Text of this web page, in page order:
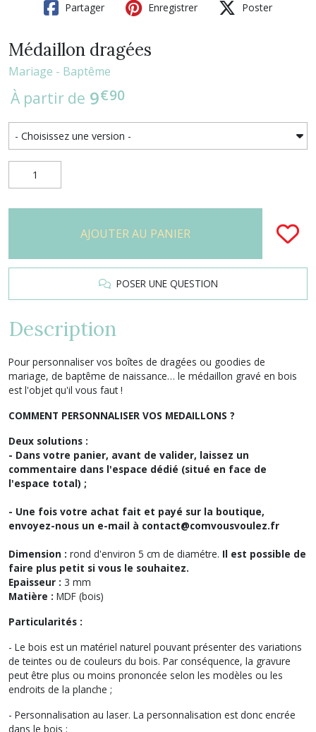
Partager Enregistrer Poster
Médaillon dragées
Mariage - Baptême
À partir de 9€90
AJOUTER AU PANIER
POSER UNE QUESTION
Description
Pour personnaliser vos boîtes de dragées ou goodies de
mariage, de baptême de naissance… le médaillon gravé en bois
est l'objet qu'il vous faut !
COMMENT PERSONNALISER VOS MEDAILLONS ?
Deux solutions :
- Dans votre panier, avant de valider, laissez un
commentaire dans l'espace dédié (situé en face de
l'espace total) ;
- Une fois votre achat fait et payé sur la boutique,
envoyez-nous un e-mail à contact@comvousvoulez.fr
Dimension : rond d'environ 5 cm de diamétre. Il est possible de
faire plus petit si vous le souhaitez.
Epaisseur : 3 mm
Matière : MDF (bois)
Particularités :
- Le bois est un matériel naturel pouvant présenter des variations
de teintes ou de couleurs du bois. Par conséquence, la gravure
peut être plus ou moins prononcée selon les modèles ou les
endroits de la planche ;
- Personnalisation au laser. La personnalisation est donc encrée
dans le bois ;